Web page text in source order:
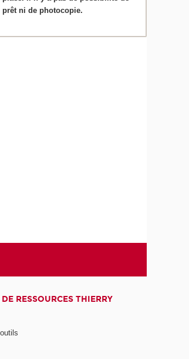
prêt ni de photocopie.
RESSOURCES THIERRY